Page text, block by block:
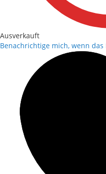
Ausverkauft
Benachrichtige mich, wenn